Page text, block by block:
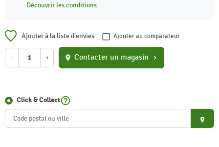
Découvrir les conditions.
Ajouter à la liste d'envies Ajouter au comparateur
- + location_on Contacter un magasin chevron_right
Click & Collecthelp_outline
place